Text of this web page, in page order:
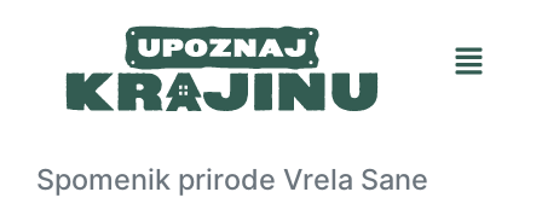
Spomenik prirode Vrela Sane